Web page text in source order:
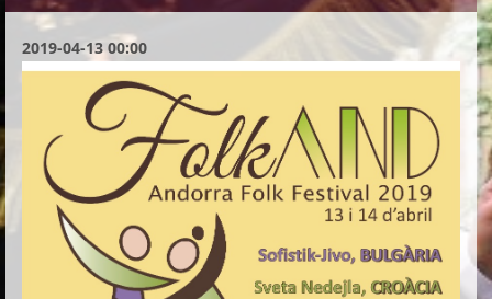
2019-04-13 00:00